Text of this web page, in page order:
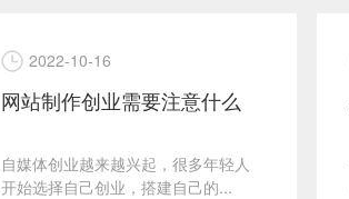
2022-10-16
网站制作创业需要注意什么
自媒体创业越来越兴起，很多年轻人
开始选择自己创业，搭建自己的...